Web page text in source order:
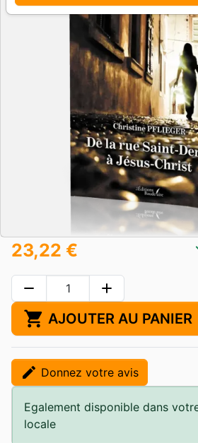
23,22 €
remove add
shopping_cart AJOUTER AU PANIER
edit Donnez votre avis
Egalement disponible dans
locale